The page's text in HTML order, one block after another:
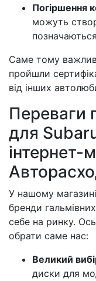
Погіршення
можуть
Саме тому
пройшли
від інших
Переваги
для
інтернет-
У нашому
бренди
себе на ринку.
обрати саме нас:
Великий
диски для